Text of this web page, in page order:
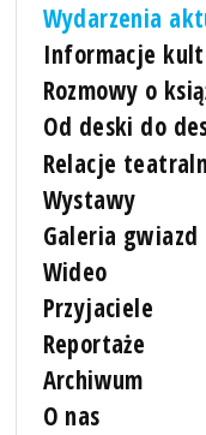
Wydarzenia
Informacje
Rozmowy o
Od deski do
Relacje
Wystawy
Galeria gwiazd
Wideo
Przyjaciele
Reportaże
Archiwum
O nas